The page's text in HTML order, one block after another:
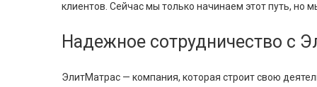
клиентов. Сейчас мы только начинаем этот путь, но
Надежное сотрудничество с
ЭлитМатрас — компания, которая строит свою